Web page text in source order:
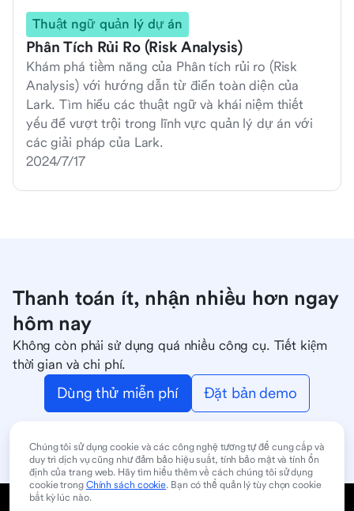
Thuật ngữ quản lý dự án
Phân Tích Rủi Ro (Risk Analysis)
Khám phá tiềm năng của Phân tích rủi ro (Risk
Analysis) với hướng dẫn từ điển toàn diện của
Lark. Tìm hiểu các thuật ngữ và khái niệm thiết
yếu để vượt trội trong lĩnh vực quản lý dự án với
các giải pháp của Lark.
2024/7/17
Thanh toán ít, nhận nhiều hơn ngay
hôm nay
Không còn phải sử dụng quá nhiều công cụ. Tiết kiệm
thời gian và chi phí.
Dùng thử miễn phí Đặt bản demo
Chúng tôi sử dụng cookie và các công nghệ tương tự để cung cấp và
duy trì dịch vụ cũng như đảm bảo hiệu suất, tính bảo mật và tính ổn
định của trang web. Hãy tìm hiểu thêm về cách chúng tôi sử dụng
cookie trong Chính sách cookie. Bạn có thể quản lý tùy chọn cookie
bất kỳ lúc nào.